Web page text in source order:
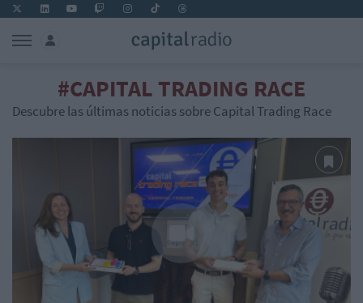
#CAPITAL TRADING RACE
Descubre las últimas noticias sobre Capital Trading Race